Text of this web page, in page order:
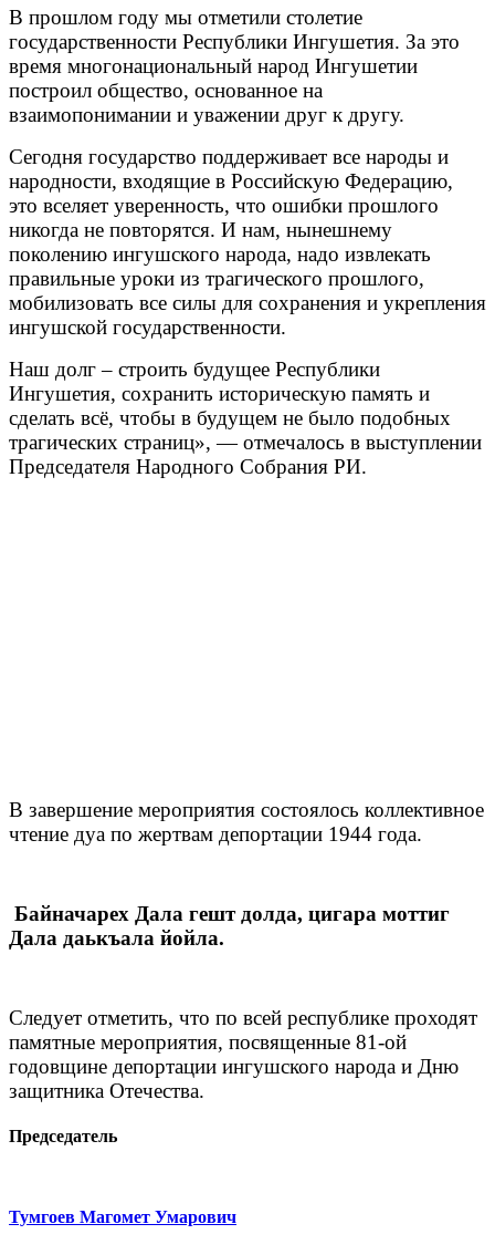
В прошлом году мы отметили столетие
государственности Республики Ингушетия. За это
время многонациональный народ Ингушетии
построил общество, основанное на
взаимопонимании и уважении друг к другу.
Сегодня государство поддерживает все народы и
народности, входящие в Российскую Федерацию,
это вселяет уверенность, что ошибки прошлого
никогда не повторятся. И нам, нынешнему
поколению ингушского народа, надо извлекать
правильные уроки из трагического прошлого,
мобилизовать все силы для сохранения и укрепления
ингушской государственности.
Наш долг – строить будущее Республики
Ингушетия, сохранить историческую память и
сделать всё, чтобы в будущем не было подобных
трагических страниц», — отмечалось в выступлении
Председателя Народного Собрания РИ.
В завершение мероприятия состоялось коллективное
чтение дуа по жертвам депортации 1944 года.
Байначарех Дала гешт долда, цигара моттиг
Дала даькъала йойла.
Следует отметить, что по всей республике проходят
памятные мероприятия, посвященные 81-ой
годовщине депортации ингушского народа и Дню
защитника Отечества.
Председатель
Тумгоев Магомет Умарович